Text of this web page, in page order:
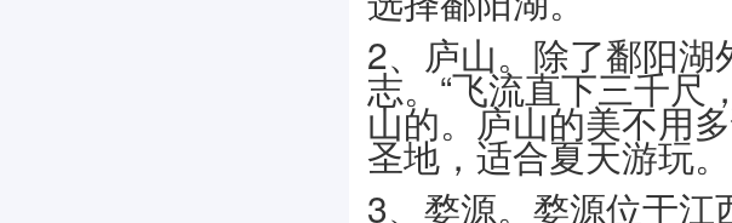
2、庐山。除了鄱阳
志。“飞流直下三千尺
山的。庐山的美不用
圣地，适合夏天游玩。
3、婺源。婺源位于